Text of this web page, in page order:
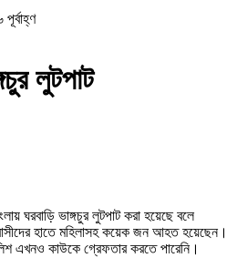
লুটপাট
ঘরবাড়ি ভাঙ্গচুর লুটপাট করা হয়েছে বলে
হাতে মহিলাসহ কয়েক জন আহত হয়েছেন।
এখনও কাউকে গ্রেফতার করতে পারেনি।